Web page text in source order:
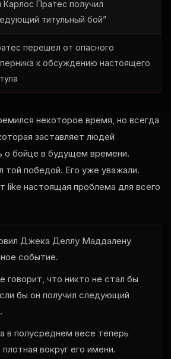
Карлос Пратес получил
титульный бой”
перешел от опасного
к обсуждению настоящего
некоторое время, но всегда
заставляет людей
о бойце в будущем времени.
победой. Его уже уважали.
like настоящая проблема для всего
Джека Деллу Маддалену
событие.
говорит, что никто не стал бы
бы он получил следующий
в полусреднем весе теперь
вокруг его имени.